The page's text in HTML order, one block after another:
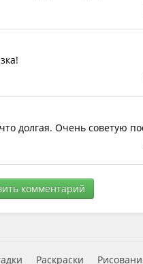
долгая. Очень советую
комментарий
Раскраски